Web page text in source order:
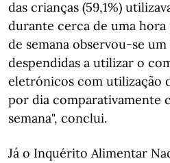
das crianças (59,1%)
durante cerca de uma
de semana observou-se
despendidas a utilizar o
eletrónicos com utilização
por dia comparativamente
semana", conclui.
Já o Inquérito Alimentar